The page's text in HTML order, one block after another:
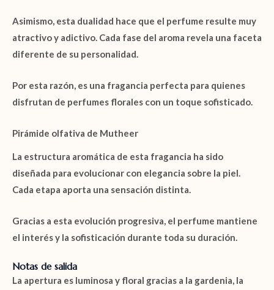
Asimismo, esta dualidad hace que el perfume resulte muy
atractivo y adictivo. Cada fase del aroma revela una faceta
diferente de su personalidad.
Por esta razón, es una fragancia perfecta para quienes
disfrutan de perfumes florales con un toque sofisticado.
Pirámide olfativa de Mutheer
La estructura aromática de esta fragancia ha sido
diseñada para evolucionar con elegancia sobre la piel.
Cada etapa aporta una sensación distinta.
Gracias a esta evolución progresiva, el perfume mantiene
el interés y la sofisticación durante toda su duración.
Notas de salida
La apertura es luminosa y floral gracias a la gardenia, la